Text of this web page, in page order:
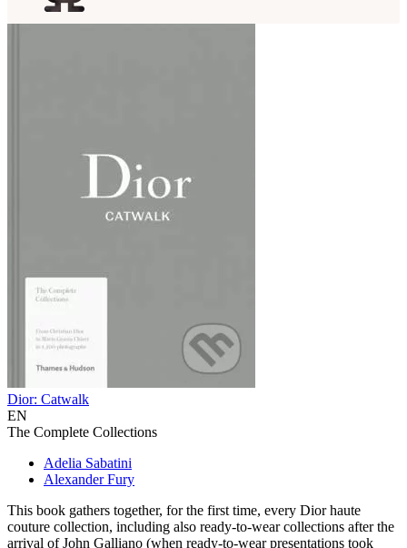
Dior: Catwalk
EN
The Complete Collections
Adelia Sabatini
Alexander Fury
This book gathers together, for the first time, every Dior haute
couture collection, including also ready-to-wear collections after the
arrival of John Galliano (when ready-to-wear presentations took